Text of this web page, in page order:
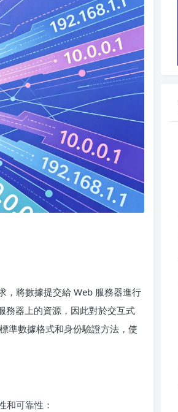
，將數據提交給 Web 服務器進行
務器上的資源，因此對於交互式
準數據格式和身份驗證方法，使
和可靠性：